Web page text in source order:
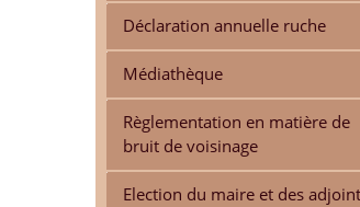
Déclaration annuelle ruche
Médiathèque
Règlementation en matière de
bruit de voisinage
Election du maire et des